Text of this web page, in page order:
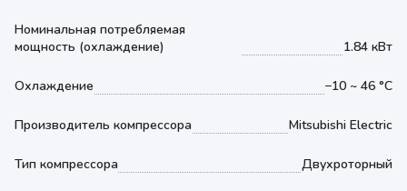
Номинальная потребляемая
мощность (охлаждение)
1.84 кВт
Охлаждение −10 ~ 46 °С
Производитель компрессора Mitsubishi Electric
Тип компрессора Двухроторный